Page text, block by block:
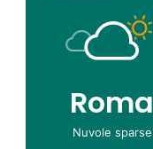
Roma
Nuvole sparse